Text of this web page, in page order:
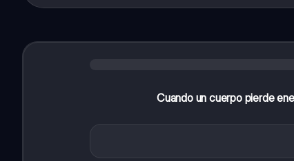
Cuando un cuerpo pierde